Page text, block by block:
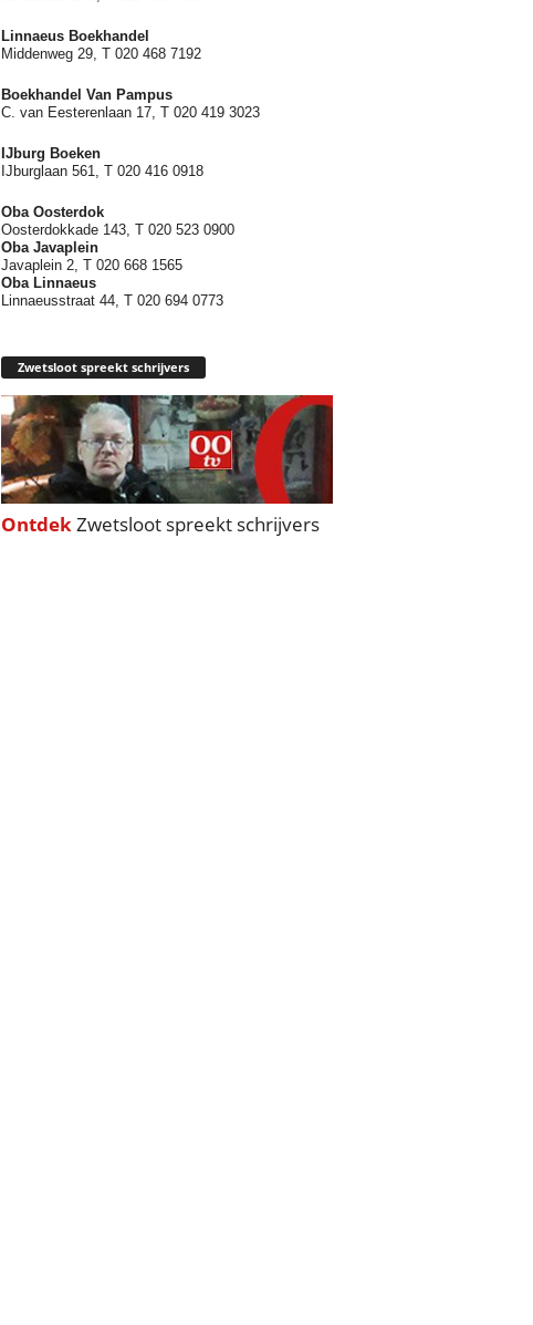
Linnaeus Boekhandel
Middenweg 29, T 020 468 7192
Boekhandel Van Pampus
C. van Eesterenlaan 17, T 020 419 3023
IJburg Boeken
IJburglaan 561, T 020 416 0918
Oba Oosterdok
Oosterdokkade 143, T 020 523 0900
Oba Javaplein
Javaplein 2, T 020 668 1565
Oba Linnaeus
Linnaeusstraat 44, T 020 694 0773
Zwetsloot spreekt schrijvers
Ontdek Zwetsloot spreekt schrijvers